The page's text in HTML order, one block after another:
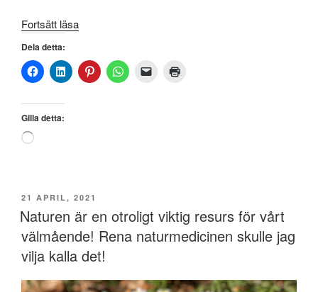
Fortsätt läsa
så
välgörande
Dela detta:
Gilla detta:
Laddar
PUBLICERAT
21 APRIL, 2021
Naturen är en otroligt viktig resurs för vårt
välmående! Rena naturmedicinen skulle jag
vilja kalla det!